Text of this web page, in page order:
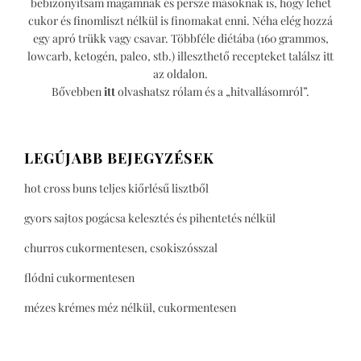
cukor és finomliszt nélkül is finomakat enni. Néha elég hozzá
egy apró trükk vagy csavar. Többféle diétába (160 grammos,
lowcarb, ketogén, paleo, stb.) illeszthető recepteket találsz itt
az oldalon.
Bővebben ittolvashatsz rólam és a „hitvallásomról”.
LEGÚJABB BEJEGYZÉSEK
hot cross buns teljes kiőrlésű lisztből
gyors sajtos pogácsa kelesztés és pihentetés nélkül
churros cukormentesen, csokiszósszal
flódni cukormentesen
mézes krémes méz nélkül, cukormentesen